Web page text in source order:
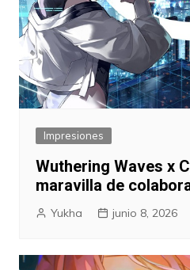
Impresiones
Wuthering Waves x
maravilla de
Yukha junio 8, 2026